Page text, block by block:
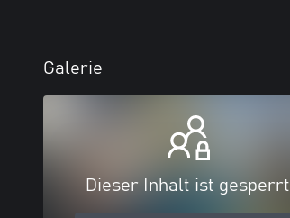
Galerie
Dieser Inhalt ist gesperrt